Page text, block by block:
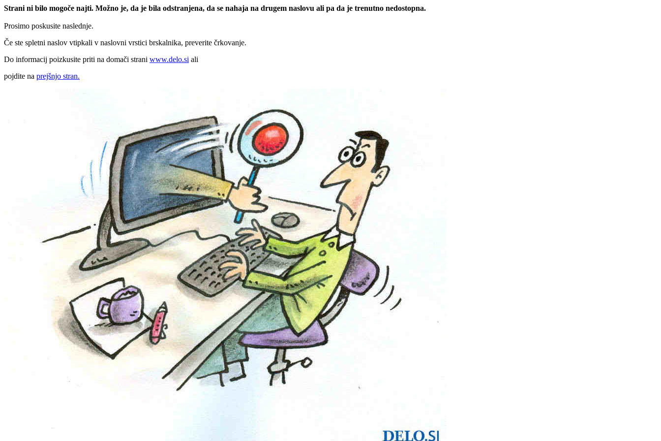
Strani ni bilo mogoče najti. Možno je, da je bila odstranjena, da se nahaja na drugem naslovu ali pa da je trenutno nedostopna.
Prosimo poskusite naslednje.
Če ste spletni naslov vtipkali v naslovni vrstici brskalnika, preverite črkovanje.
Do informacij poizkusite priti na domači strani www.delo.si ali
pojdite na prejšnjo stran.